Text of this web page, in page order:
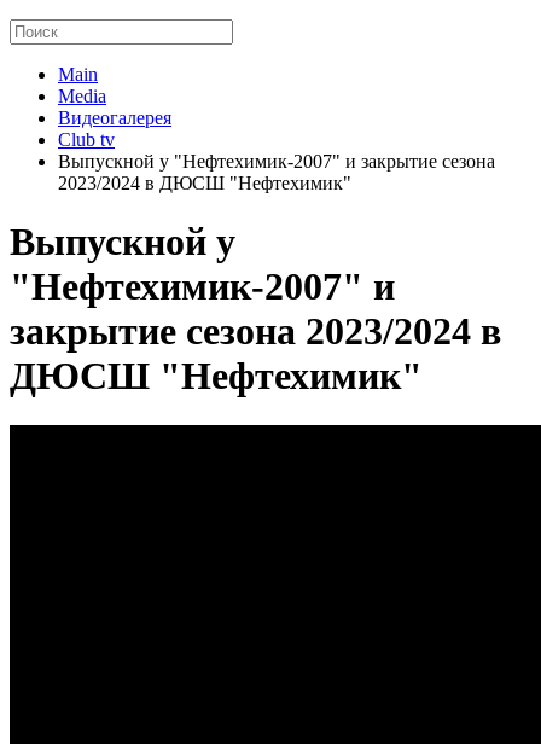
Main
Media
Видеогалерея
Club tv
Выпускной у "Нефтехимик-2007" и закрытие сезона
2023/2024 в ДЮСШ "Нефтехимик"
Выпускной у
"Нефтехимик-2007" и
закрытие сезона 2023/2024 в
ДЮСШ "Нефтехимик"